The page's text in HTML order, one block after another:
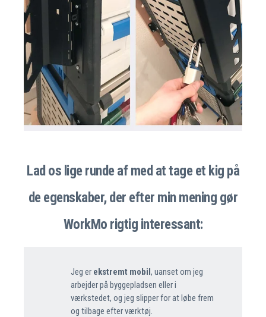
Lad os lige runde af med at tage et kig på
de egenskaber, der efter min mening gør
WorkMo rigtig interessant:
Jeg er ekstremt mobil, uanset om jeg
arbejder på byggepladsen eller i
værkstedet, og jeg slipper for at løbe frem
og tilbage efter værktøj.